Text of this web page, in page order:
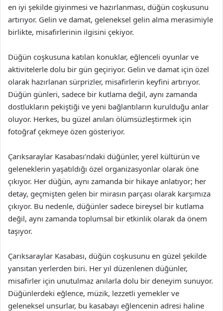
en iyi şekilde giyinmesi ve hazırlanması, düğün coşkusunu
artırıyor. Gelin ve damat, geleneksel gelin alma merasimiyle
birlikte, misafirlerinin ilgisini çekiyor.
Düğün coşkusuna katılan konuklar, eğlenceli oyunlar ve
aktivitelerle dolu bir gün geçiriyor. Gelin ve damat için özel
olarak hazırlanan sürprizler, misafirlerin keyfini artırıyor.
Düğün günleri, sadece bir kutlama değil, aynı zamanda
dostlukların pekiştiği ve yeni bağlantıların kurulduğu anlar
oluyor. Herkes, bu güzel anıları ölümsüzleştirmek için
fotoğraf çekmeye özen gösteriyor.
Çarıksaraylar Kasabası’ndaki düğünler, yerel kültürün ve
geleneklerin yaşatıldığı özel organizasyonlar olarak öne
çıkıyor. Her düğün, aynı zamanda bir hikaye anlatıyor; her
detay, geçmişten gelen bir mirasın parçası olarak karşımıza
çıkıyor. Bu nedenle, düğünler sadece bireysel bir kutlama
değil, aynı zamanda toplumsal bir etkinlik olarak da önem
taşıyor.
Çarıksaraylar Kasabası, düğün coşkusunu en güzel şekilde
yansıtan yerlerden biri. Her yıl düzenlenen düğünler,
misafirler için unutulmaz anılarla dolu bir deneyim sunuyor.
Düğünlerdeki eğlence, müzik, lezzetli yemekler ve
geleneksel unsurlar, bu kasabayı eğlencenin adresi haline